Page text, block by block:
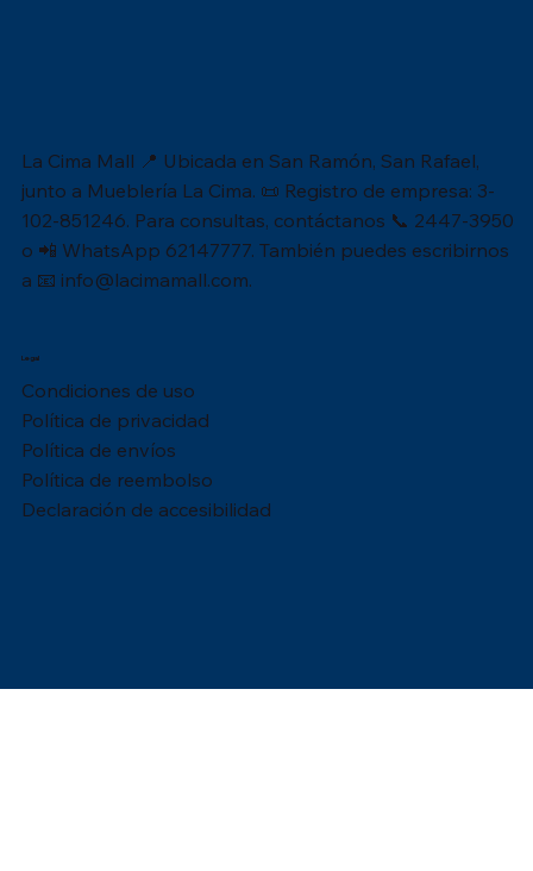
Legal
Condiciones de uso
Política de privacidad
Política de envíos
Política de reembolso
Declaración de accesibilidad
La Cima Mall 📍 Ubicada en San Ramón, San Rafael,
junto a Mueblería La Cima. 📜 Registro de empresa: 3-
102-851246. Para consultas, contáctanos 📞 2447-3950
o 📲 WhatsApp 62147777. También puedes escribirnos
a 📧 info@lacimamall.com.